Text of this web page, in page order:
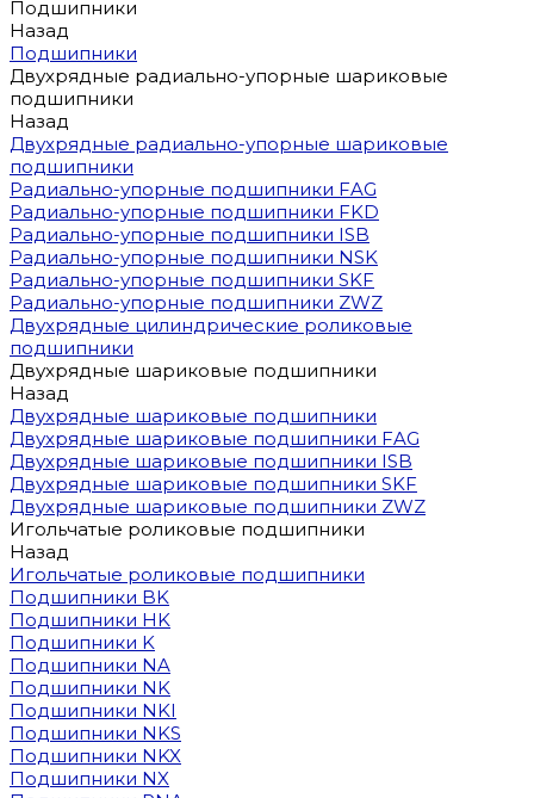
Подшипники
Назад
Подшипники
Двухрядные радиально-упорные шариковые
подшипники
Назад
Двухрядные радиально-упорные шариковые
подшипники
Радиально-упорные подшипники FAG
Радиально-упорные подшипники FKD
Радиально-упорные подшипники ISB
Радиально-упорные подшипники NSK
Радиально-упорные подшипники SKF
Радиально-упорные подшипники ZWZ
Двухрядные цилиндрические роликовые
подшипники
Двухрядные шариковые подшипники
Назад
Двухрядные шариковые подшипники
Двухрядные шариковые подшипники FAG
Двухрядные шариковые подшипники ISB
Двухрядные шариковые подшипники SKF
Двухрядные шариковые подшипники ZWZ
Игольчатые роликовые подшипники
Назад
Игольчатые роликовые подшипники
Подшипники BK
Подшипники HK
Подшипники K
Подшипники NA
Подшипники NK
Подшипники NKI
Подшипники NKS
Подшипники NKX
Подшипники NX